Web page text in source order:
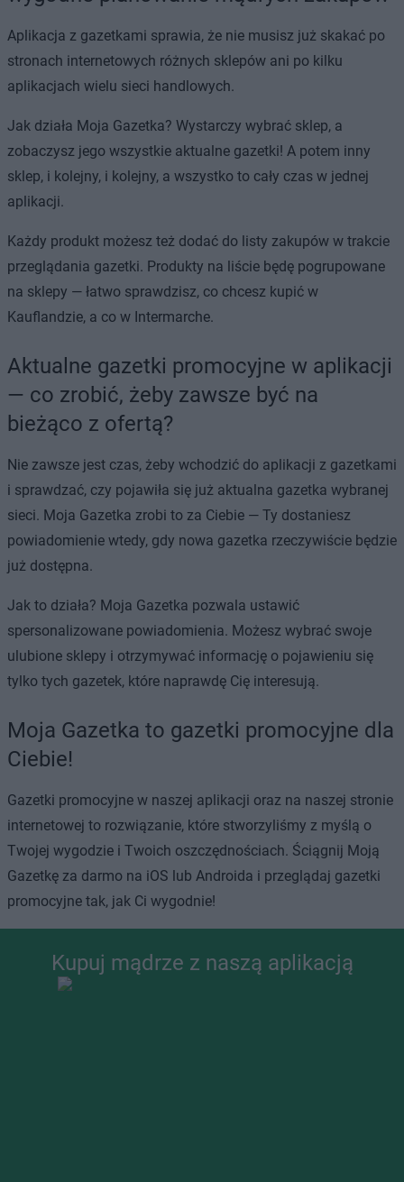
Aplikacja z gazetkami sprawia, że nie musisz już skakać po
stronach internetowych różnych sklepów ani po kilku
aplikacjach wielu sieci handlowych.
Jak działa Moja Gazetka? Wystarczy wybrać sklep, a
zobaczysz jego wszystkie aktualne gazetki! A potem inny
sklep, i kolejny, i kolejny, a wszystko to cały czas w jednej
aplikacji.
Każdy produkt możesz też dodać do listy zakupów w trakcie
przeglądania gazetki. Produkty na liście będę pogrupowane
na sklepy — łatwo sprawdzisz, co chcesz kupić w
Kauflandzie, a co w Intermarche.
Aktualne gazetki promocyjne w aplikacji
— co zrobić, żeby zawsze być na
bieżąco z ofertą?
Nie zawsze jest czas, żeby wchodzić do aplikacji z gazetkami
i sprawdzać, czy pojawiła się już aktualna gazetka wybranej
sieci. Moja Gazetka zrobi to za Ciebie — Ty dostaniesz
powiadomienie wtedy, gdy nowa gazetka rzeczywiście będzie
już dostępna.
Jak to działa? Moja Gazetka pozwala ustawić
spersonalizowane powiadomienia. Możesz wybrać swoje
ulubione sklepy i otrzymywać informację o pojawieniu się
tylko tych gazetek, które naprawdę Cię interesują.
Moja Gazetka to gazetki promocyjne dla
Ciebie!
Gazetki promocyjne w naszej aplikacji oraz na naszej stronie
internetowej to rozwiązanie, które stworzyliśmy z myślą o
Twojej wygodzie i Twoich oszczędnościach. Ściągnij Moją
Gazetkę za darmo na iOS lub Androida i przeglądaj gazetki
promocyjne tak, jak Ci wygodnie!
Kupuj mądrze z naszą aplikacją